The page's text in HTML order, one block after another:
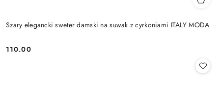
Szary elegancki sweter damski na suwak z cyrkoniami ITALY MODA
Cena:
110.00